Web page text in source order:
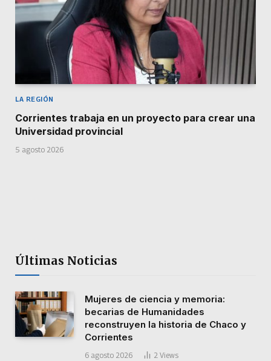
LA REGIÓN
Corrientes trabaja en un proyecto para crear una
Universidad provincial
5 agosto 2026
Últimas Noticias
Mujeres de ciencia y memoria:
becarias de Humanidades
reconstruyen la historia de Chaco y
Corrientes
6 agosto 2026 2 Views